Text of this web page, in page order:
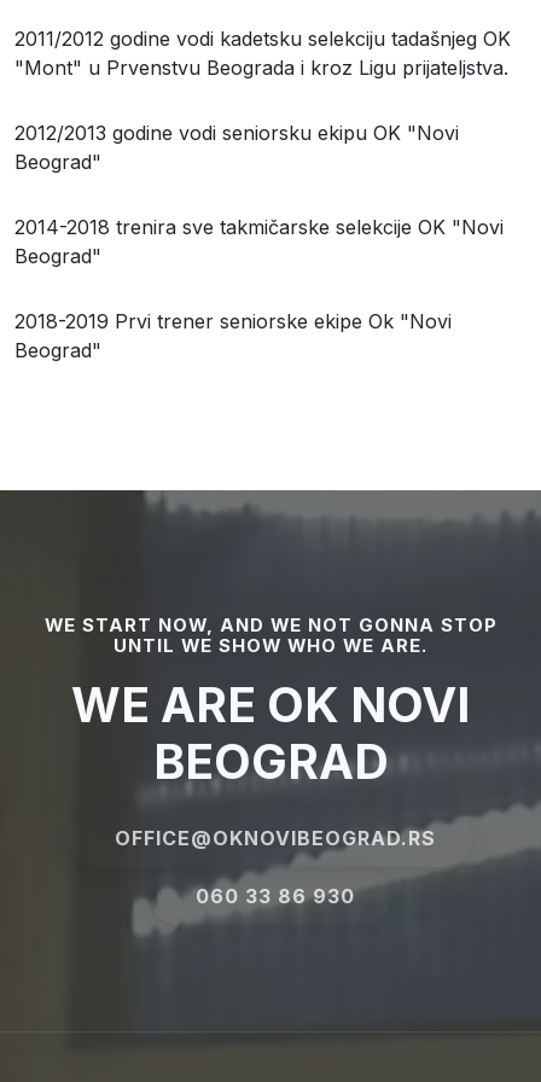
2011/2012 godine vodi kadetsku selekciju tadašnjeg OK
"Mont" u Prvenstvu Beograda i kroz Ligu prijateljstva.
2012/2013 godine vodi seniorsku ekipu OK "Novi
Beograd"
2014-2018 trenira sve takmičarske selekcije OK "Novi
Beograd"
2018-2019 Prvi trener seniorske ekipe Ok "Novi
Beograd"
WE START NOW, AND WE NOT GONNA STOP
UNTIL WE SHOW WHO WE ARE.
WE ARE OK NOVI
BEOGRAD
OFFICE@OKNOVIBEOGRAD.RS
060 33 86 930